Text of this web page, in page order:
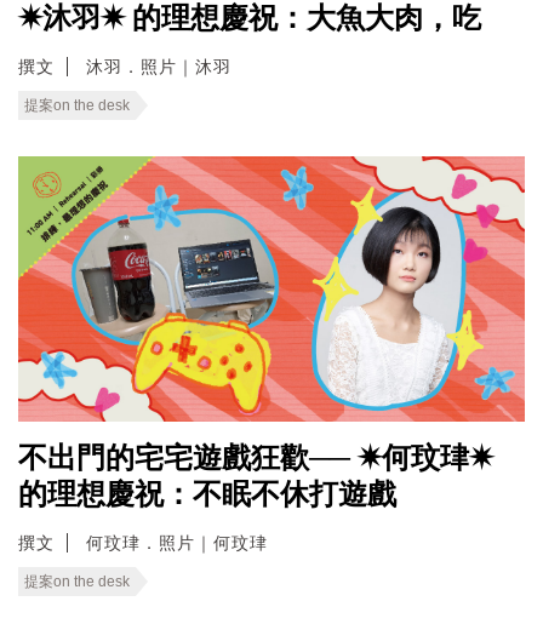
✷沐羽✷ 的理想慶祝：大魚大肉，吃
撰文 沐羽．照片｜沐羽
提案on the desk
不出門的宅宅遊戲狂歡── ✷何玟珒✷
的理想慶祝：不眠不休打遊戲
撰文 何玟珒．照片｜何玟珒
提案on the desk